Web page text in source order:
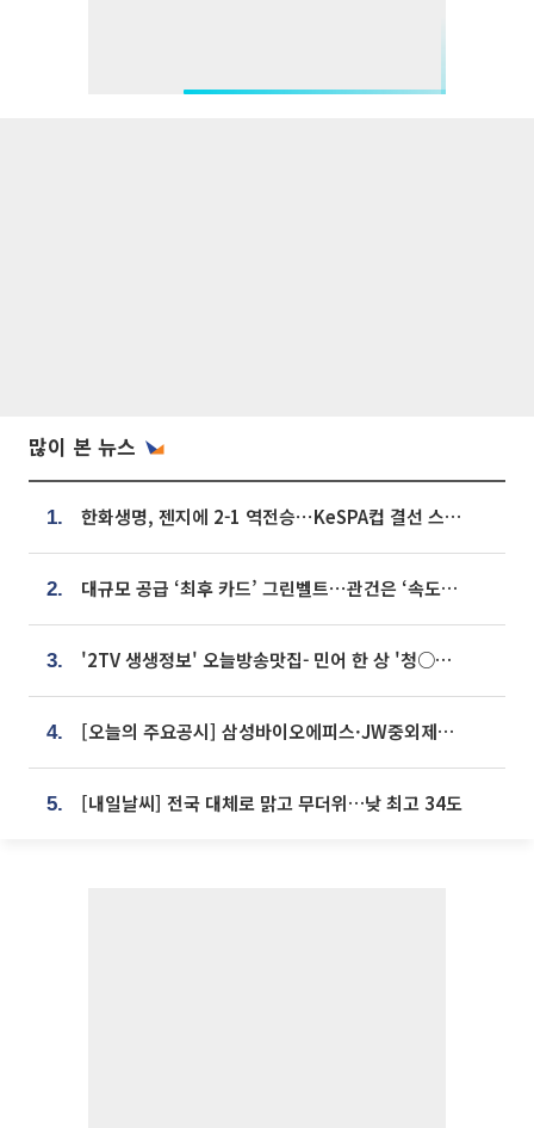
많이 본 뉴스
1. 한화생명, 젠지에 2-1 역전승⋯KeSPA컵 결선 스테이지 2 직행
2. 대규모 공급 ‘최후 카드’ 그린벨트⋯관건은 ‘속도’ [주택공급 승부수의 조건]
3. '2TV 생생정보' 오늘방송맛집- 민어 한 상 '청○○○' vs 전복 한 상 '명○'
4. [오늘의 주요공시] 삼성바이오에피스·JW중외제약·한미반도체·SK바이오사이언스 등
5. [내일날씨] 전국 대체로 맑고 무더위…낮 최고 34도